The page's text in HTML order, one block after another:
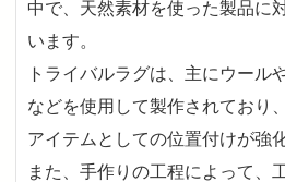
中で、天然素材を使った製品に
います。
トライバルラグは、主にウール
などを使用して製作されており
アイテムとしての位置付けが強
また、手作りの工程によって、